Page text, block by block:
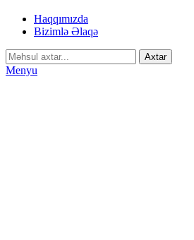
Haqqımızda
Bizimlə Əlaqə
Axtar
Menyu